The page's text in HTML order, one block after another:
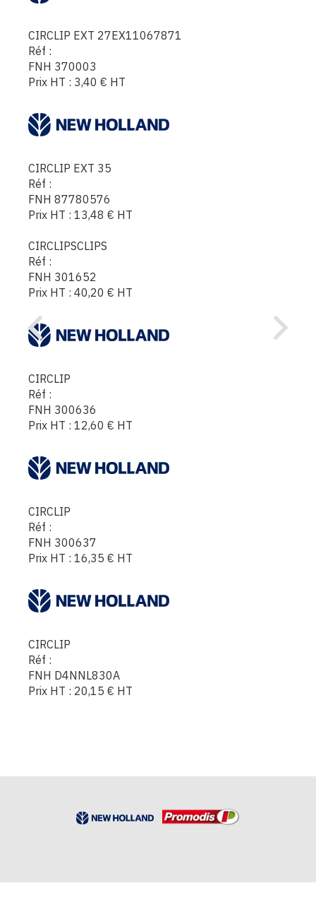
CIRCLIP EXT 27EX11067871
Réf :
FNH 370003
Prix HT : 3,40 € HT
CIRCLIP EXT 35
Réf :
FNH 87780576
Prix HT : 13,48 € HT
CIRCLIPSCLIPS
Réf :
FNH 301652
Prix HT : 40,20 € HT
CIRCLIP
Réf :
FNH 300636
Prix HT : 12,60 € HT
CIRCLIP
Réf :
FNH 300637
Prix HT : 16,35 € HT
CIRCLIP
Réf :
FNH D4NNL830A
Prix HT : 20,15 € HT